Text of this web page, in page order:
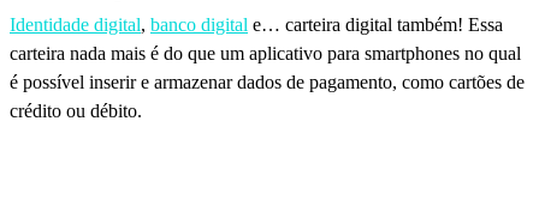
Identidade digital, banco digital e… carteira digital também! Essa
carteira nada mais é do que um aplicativo para smartphones no qual
é possível inserir e armazenar dados de pagamento, como cartões de
crédito ou débito.